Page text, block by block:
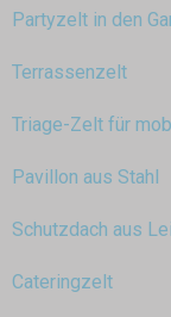
Partyzelt in den
Terrassenzelt
Triage-Zelt für
Pavillon aus Stahl
Schutzdach aus
Cateringzelt